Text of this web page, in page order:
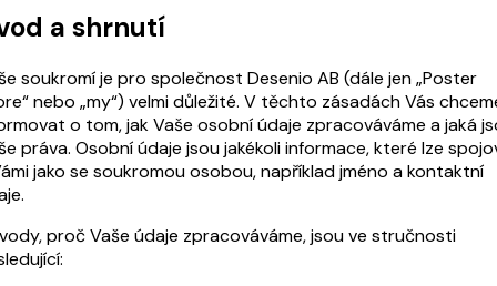
a shrnutí
soukromí je pro společnost Desenio AB (dále jen „Poster
nebo „my“) velmi důležité. V těchto zásadách Vás
o tom, jak Vaše osobní údaje zpracováváme a jaká
práva. Osobní údaje jsou jakékoli informace, které lze
jako se soukromou osobou, například jméno a kontaktní
proč Vaše údaje zpracováváme, jsou ve stručnosti